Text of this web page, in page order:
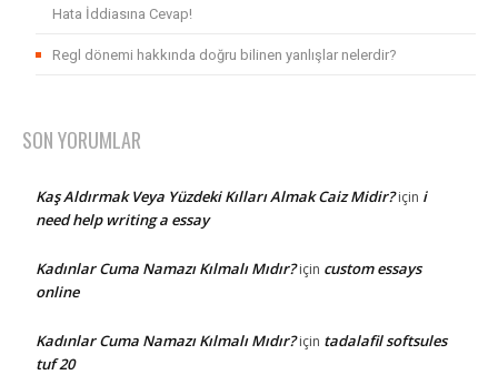
Hata İddiasına Cevap!
Regl dönemi hakkında doğru bilinen yanlışlar nelerdir?
SON YORUMLAR
Kaş Aldırmak Veya Yüzdeki Kılları Almak Caiz Midir?için i
need help writing a essay
Kadınlar Cuma Namazı Kılmalı Mıdır?için custom essays
online
Kadınlar Cuma Namazı Kılmalı Mıdır?için tadalafil softsules
tuf 20